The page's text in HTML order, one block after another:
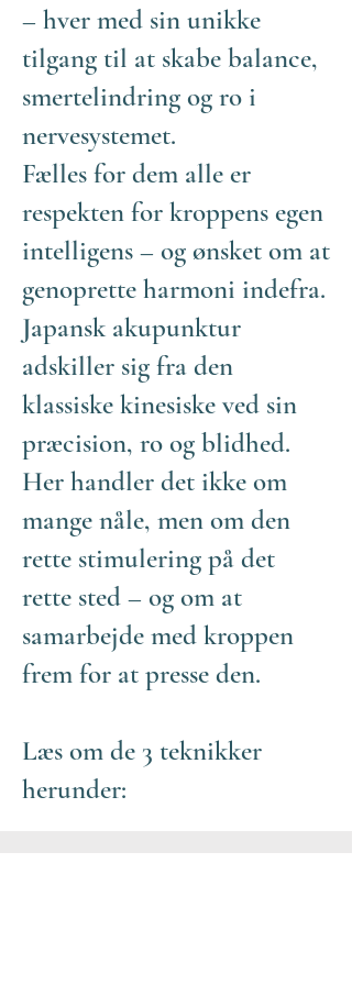
– hver med sin unikke
tilgang til at skabe balance,
smertelindring og ro i
nervesystemet.
Fælles for dem alle er
respekten for kroppens egen
intelligens – og ønsket om at
genoprette harmoni indefra.
Japansk akupunktur
adskiller sig fra den
klassiske kinesiske ved sin
præcision, ro og blidhed.
Her handler det ikke om
mange nåle, men om den
rette stimulering på det
rette sted – og om at
samarbejde med kroppen
frem for at presse den.
Læs om de 3 teknikker
herunder: